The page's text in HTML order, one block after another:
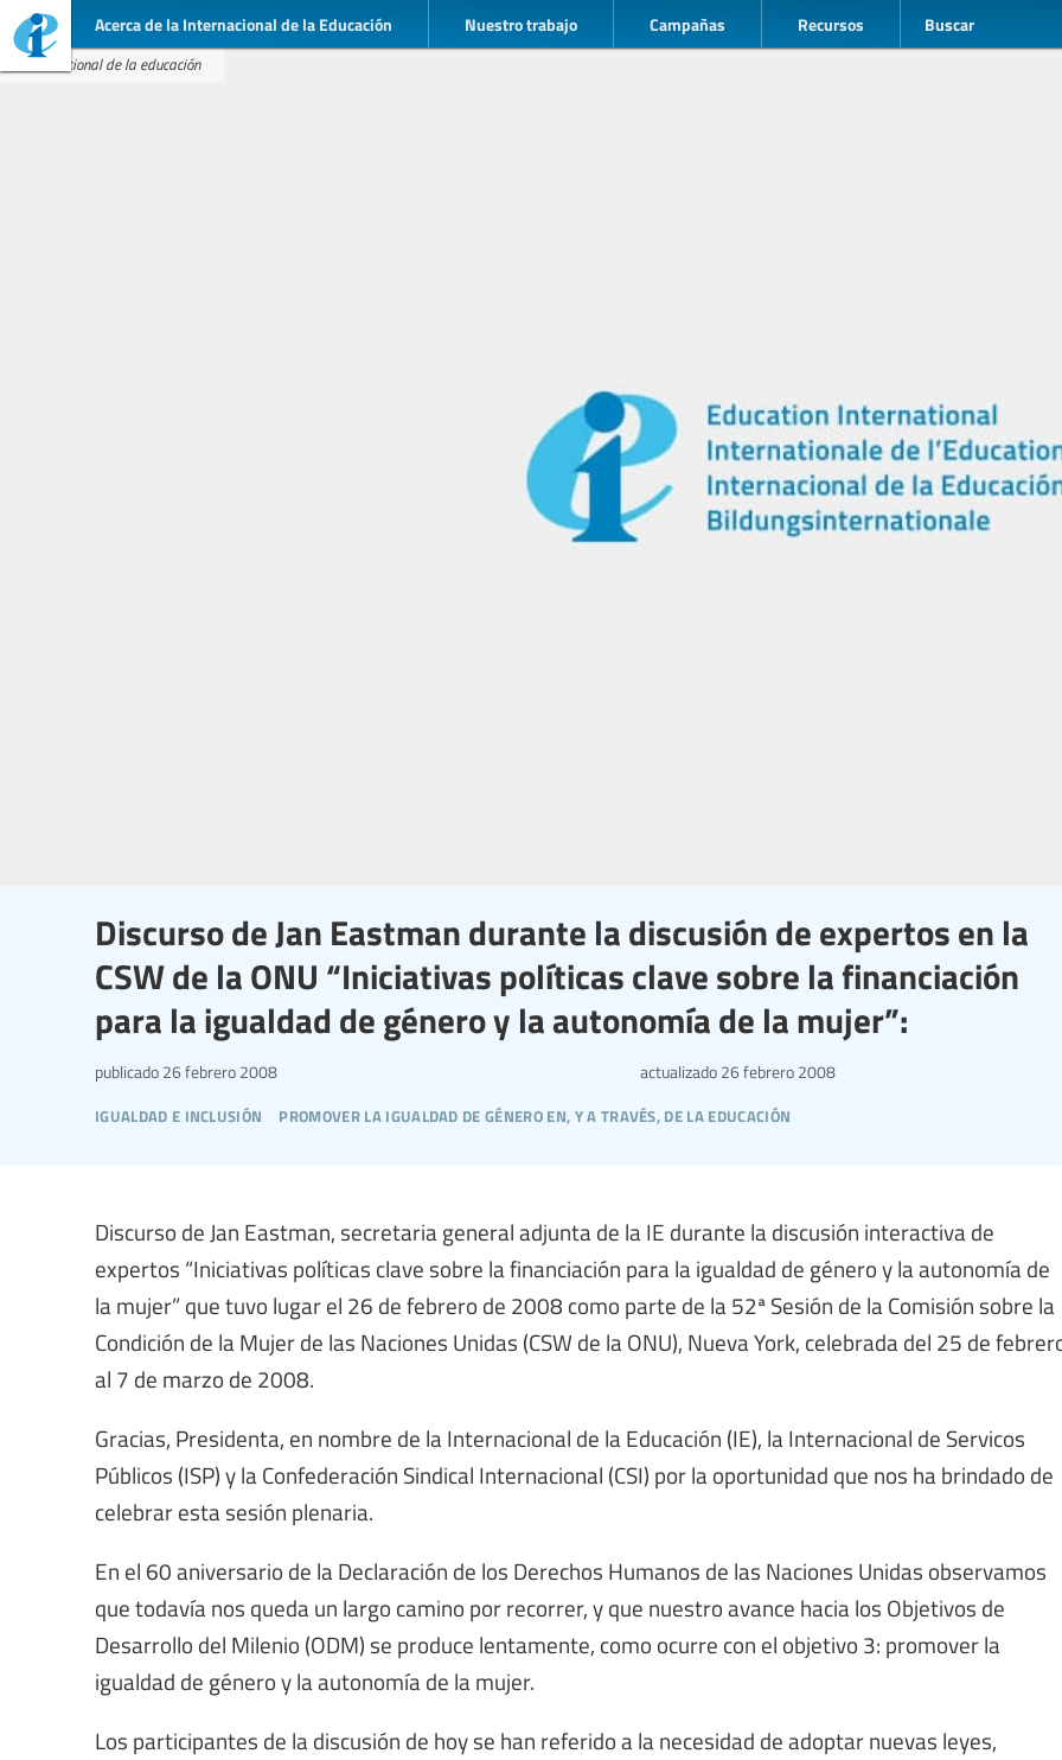
Acerca de la Internacional de la Educación Nuestro trabajo Campañas Recursos Buscar
Internacional de la educación
Discurso de Jan Eastman durante la discusión de expertos en la
CSW de la ONU “Iniciativas políticas clave sobre la financiación
para la igualdad de género y la autonomía de la mujer”:
igualdad e inclusión promover la igualdad de género en, y a través, de la educación
publicado 26 febrero 2008 actualizado 26 febrero 2008
Discurso de Jan Eastman, secretaria general adjunta de la IE durante la discusión interactiva de
expertos “Iniciativas políticas clave sobre la financiación para la igualdad de género y la autonomía de
la mujer” que tuvo lugar el 26 de febrero de 2008 como parte de la 52ª Sesión de la Comisión sobre la
Condición de la Mujer de las Naciones Unidas (CSW de la ONU), Nueva York, celebrada del 25 de
al 7 de marzo de 2008.
Gracias, Presidenta, en nombre de la Internacional de la Educación (IE), la Internacional de Servicos
Públicos (ISP) y la Confederación Sindical Internacional (CSI) por la oportunidad que nos ha brindado de
celebrar esta sesión plenaria.
En el 60 aniversario de la Declaración de los Derechos Humanos de las Naciones Unidas observamos
que todavía nos queda un largo camino por recorrer, y que nuestro avance hacia los Objetivos de
Desarrollo del Milenio (ODM) se produce lentamente, como ocurre con el objetivo 3: promover la
igualdad de género y la autonomía de la mujer.
Los participantes de la discusión de hoy se han referido a la necesidad de adoptar nuevas leyes,